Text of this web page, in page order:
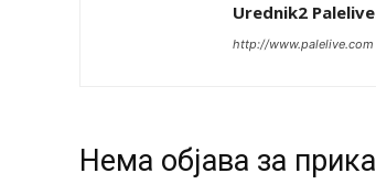
Urednik2
http://www.palelive.com
Нeма објава за